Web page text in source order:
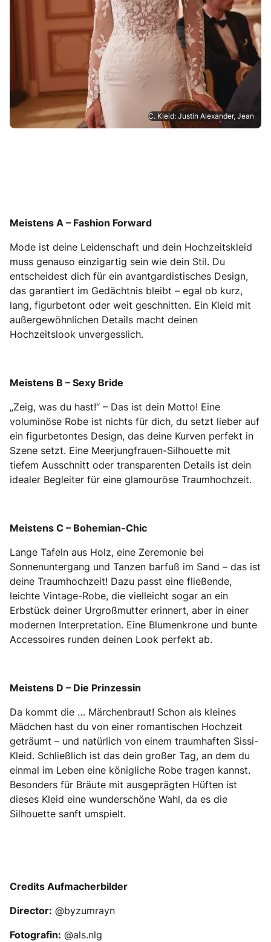
C. Kleid: Justin Alexander, Jean
Meistens A – Fashion Forward
Mode ist deine Leidenschaft und dein Hochzeitskleid
muss genauso einzigartig sein wie dein Stil. Du
entscheidest dich für ein avantgardistisches Design,
das garantiert im Gedächtnis bleibt – egal ob kurz,
lang, figurbetont oder weit geschnitten. Ein Kleid mit
außergewöhnlichen Details macht deinen
Hochzeitslook unvergesslich.
Meistens B – Sexy Bride
„Zeig, was du hast!“ – Das ist dein Motto! Eine
voluminöse Robe ist nichts für dich, du setzt lieber auf
ein figurbetontes Design, das deine Kurven perfekt in
Szene setzt. Eine Meerjungfrauen-Silhouette mit
tiefem Ausschnitt oder transparenten Details ist dein
idealer Begleiter für eine glamouröse Traumhochzeit.
Meistens C – Bohemian-Chic
Lange Tafeln aus Holz, eine Zeremonie bei
Sonnenuntergang und Tanzen barfuß im Sand – das ist
deine Traumhochzeit! Dazu passt eine fließende,
leichte Vintage-Robe, die vielleicht sogar an ein
Erbstück deiner Urgroßmutter erinnert, aber in einer
modernen Interpretation. Eine Blumenkrone und bunte
Accessoires runden deinen Look perfekt ab.
Meistens D – Die Prinzessin
Da kommt die … Märchenbraut! Schon als kleines
Mädchen hast du von einer romantischen Hochzeit
geträumt – und natürlich von einem traumhaften Sissi-
Kleid. Schließlich ist das dein großer Tag, an dem du
einmal im Leben eine königliche Robe tragen kannst.
Besonders für Bräute mit ausgeprägten Hüften ist
dieses Kleid eine wunderschöne Wahl, da es die
Silhouette sanft umspielt.
Credits Aufmacherbilder
Director: @byzumrayn
Fotografin: @als.nlg